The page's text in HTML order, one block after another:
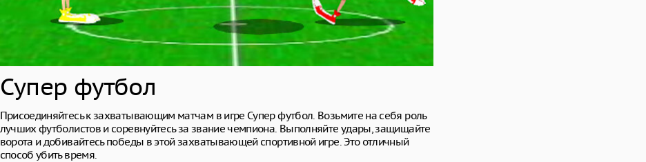
Супер футбол
Присоединяйтесь к захватывающим матчам в игре Супер футбол. Возьмите на себя роль
лучших футболистов и соревнуйтесь за звание чемпиона. Выполняйте удары, защищайте
ворота и добивайтесь победы в этой захватывающей спортивной игре. Это отличный
способ убить время.